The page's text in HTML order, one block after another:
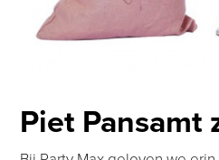
Piet Pansamt